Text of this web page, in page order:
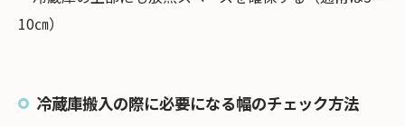
10㎝）
冷蔵庫搬入の際に必要になる幅のチェック方法